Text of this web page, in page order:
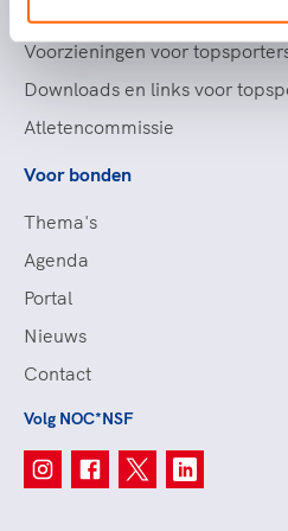
Topsportstatussen
Voorzieningen voor
Downloads en links voor
Atletencommissie
Voor bonden
Thema's
Agenda
Portal
Nieuws
Contact
Volg NOC*NSF